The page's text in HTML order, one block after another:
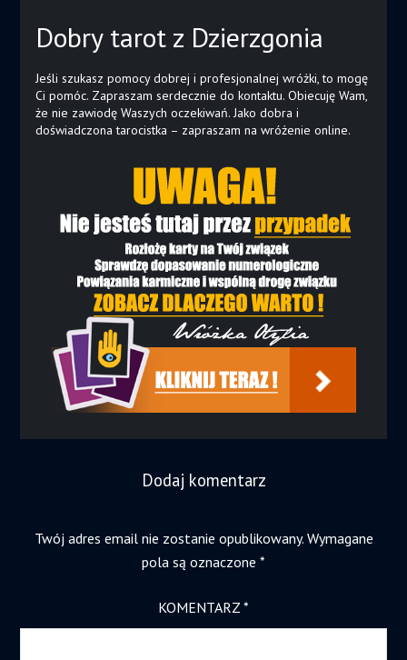
Dobry tarot z Dzierzgonia
Jeśli szukasz pomocy dobrej i profesjonalnej wróżki, to mogę
Ci pomóc. Zapraszam serdecznie do kontaktu. Obiecuję Wam,
że nie zawiodę Waszych oczekiwań. Jako dobra i
doświadczona tarocistka – zapraszam na wróżenie online.
Dodaj komentarz
Twój adres email nie zostanie opublikowany. Wymagane
pola są oznaczone *
KOMENTARZ *